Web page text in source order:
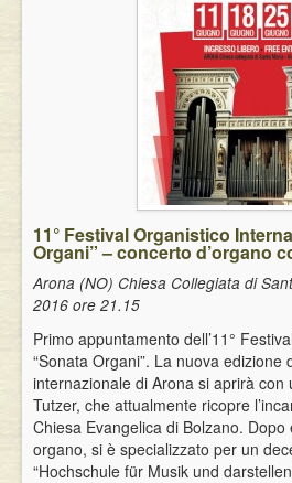
11° Festival Organistico
Organi” – concerto d’organo
Arona (NO) Chiesa Collegiata di
2016 ore 21.15
Primo appuntamento dell’11°
“Sonata Organi”. La nuova edizione
internazionale di Arona si aprirà con
Tutzer, che attualmente ricopre
Chiesa Evangelica di Bolzano.
organo, si è specializzato per un
“Hochschule für Musik und